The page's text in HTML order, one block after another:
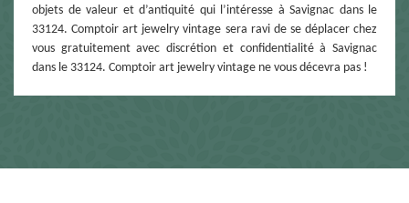
objets de valeur et d’antiquité qui l’intéresse à Savignac dans le
33124. Comptoir art jewelry vintage sera ravi de se déplacer chez
vous gratuitement avec discrétion et confidentialité à Savignac
dans le 33124. Comptoir art jewelry vintage ne vous décevra pas !